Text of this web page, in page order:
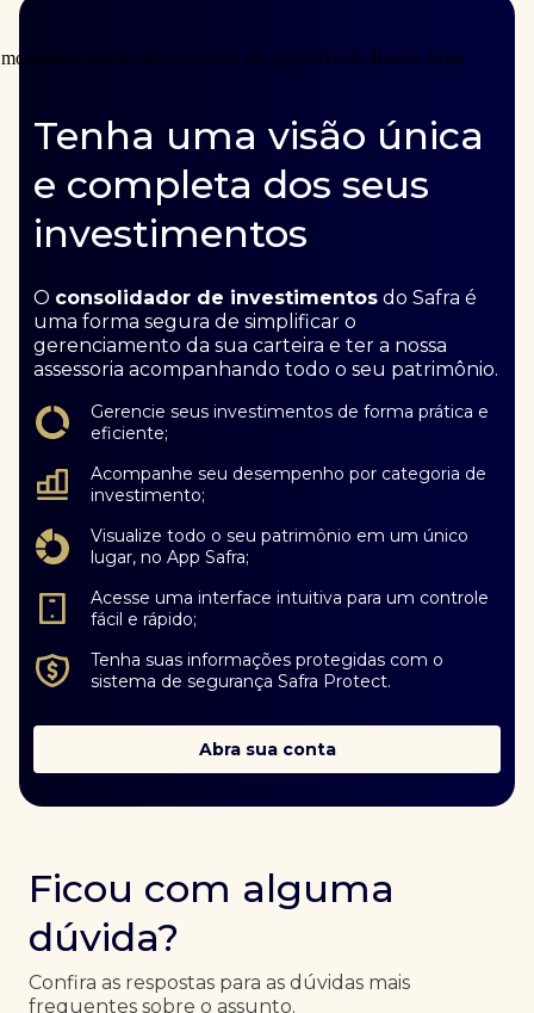
Tenha uma visão única
e completa dos seus
investimentos
O consolidador de investimentos do Safra é
uma forma segura de simplificar o
gerenciamento da sua carteira e ter a nossa
assessoria acompanhando todo o seu patrimônio.
Gerencie seus investimentos de forma prática e
eficiente;
Acompanhe seu desempenho por categoria de
investimento;
Visualize todo o seu patrimônio em um único
lugar, no App Safra;
Acesse uma interface intuitiva para um controle
fácil e rápido;
Tenha suas informações protegidas com o
sistema de segurança Safra Protect.
Abra sua conta
Ficou com alguma
dúvida?
Confira as respostas para as dúvidas mais
frequentes sobre o assunto.